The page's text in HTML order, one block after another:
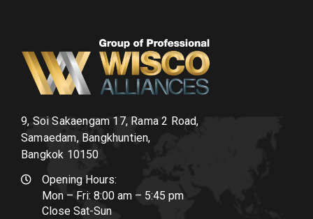
9, Soi Sakaengam 17, Rama 2 Road,
Samaedam, Bangkhuntien,
Bangkok 10150
Opening Hours:
Mon – Fri: 8:00 am – 5:45 pm
Close Sat-Sun